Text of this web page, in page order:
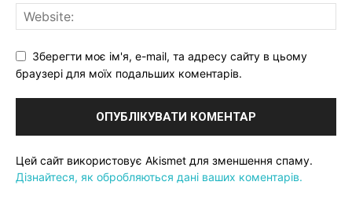
Зберегти моє ім'я, e-mail, та адресу сайту в цьому
браузері для моїх подальших коментарів.
Цей сайт використовує Akismet для зменшення спаму.
Дізнайтеся, як обробляються дані ваших коментарів.